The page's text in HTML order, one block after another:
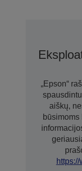
„Epson“
aiškų,